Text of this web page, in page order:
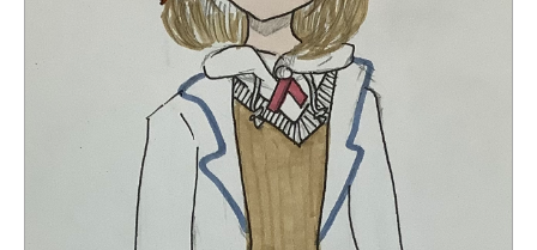
本を飛び出して
みんなとおしゃべり
できる掲示板